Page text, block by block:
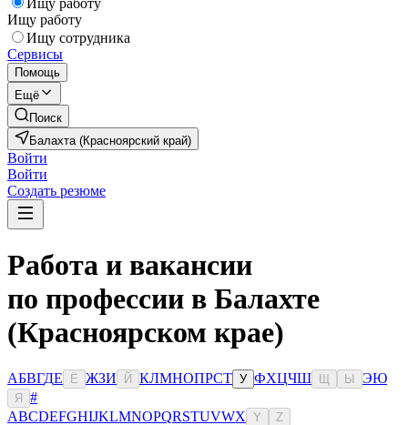
Ищу работу
Ищу работу
Ищу сотрудника
Сервисы
Помощь
Ещё
Поиск
Балахта (Красноярский край)
Войти
Войти
Создать резюме
Работа и вакансии
по профессии в Балахте
(Красноярском крае)
АБВГДЕ Ё ЖЗИ Й КЛМНОПРСТ У ФХЦЧШ Ы ЭЮ
Я
#
ABCDEFGHIJKLMNOPQRSTUVWX Y Z